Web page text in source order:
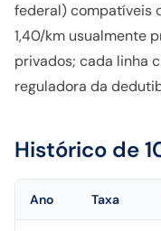
federal) compatíveis
1,40/km usualmente
privados; cada linha
reguladora da
Histórico de
Ano Taxa